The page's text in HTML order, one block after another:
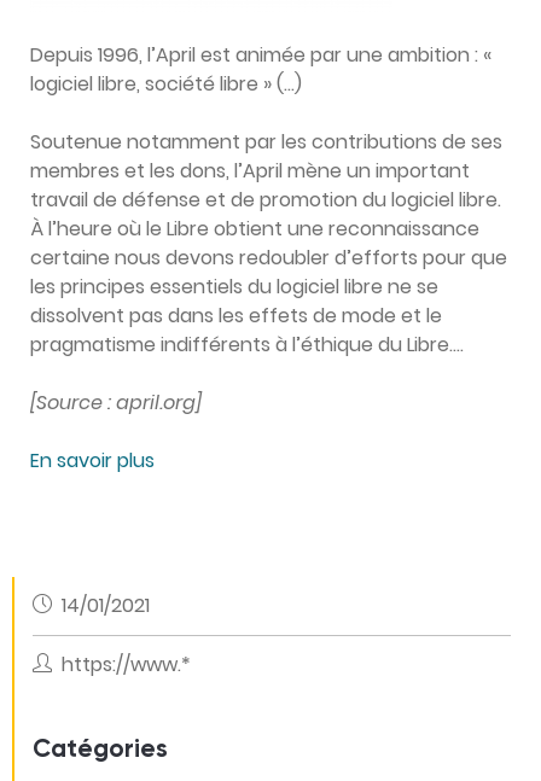
Depuis 1996, l’April est animée par une ambition : «
logiciel libre, société libre » (…)
Soutenue notamment par les contributions de ses
membres et les dons, l’April mène un important
travail de défense et de promotion du logiciel libre.
À l’heure où le Libre obtient une reconnaissance
certaine nous devons redoubler d’efforts pour que
les principes essentiels du logiciel libre ne se
dissolvent pas dans les effets de mode et le
pragmatisme indifférents à l’éthique du Libre….
[Source : april.org]
En savoir plus
14/01/2021
https://www.*
Catégories